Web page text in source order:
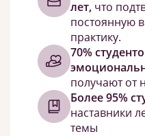
лет, что
постоянную
практику.
70%
получают от
Более 95%
наставники
темы